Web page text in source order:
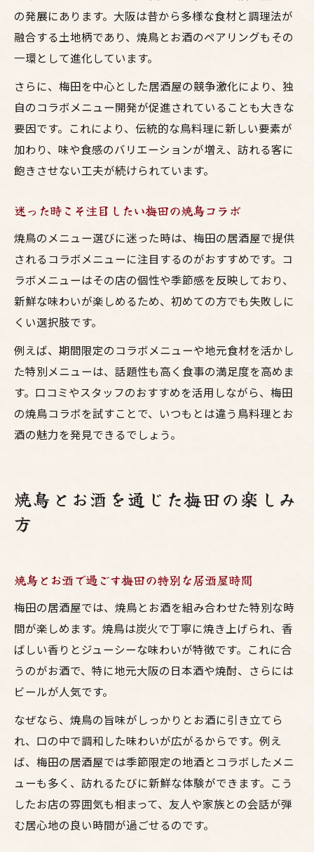
の発展にあります。大阪は昔から多様な食材と調理法が
融合する土地柄であり、焼鳥とお酒のペアリングもその
一環として進化しています。
さらに、梅田を中心とした居酒屋の競争激化により、独
自のコラボメニュー開発が促進されていることも大きな
要因です。これにより、伝統的な鳥料理に新しい要素が
加わり、味や食感のバリエーションが増え、訪れる客に
飽きさせない工夫が続けられています。
迷った時こそ注目したい梅田の焼鳥コラボ
焼鳥のメニュー選びに迷った時は、梅田の居酒屋で提供
されるコラボメニューに注目するのがおすすめです。コ
ラボメニューはその店の個性や季節感を反映しており、
新鮮な味わいが楽しめるため、初めての方でも失敗しに
くい選択肢です。
例えば、期間限定のコラボメニューや地元食材を活かし
た特別メニューは、話題性も高く食事の満足度を高めま
す。口コミやスタッフのおすすめを活用しながら、梅田
の焼鳥コラボを試すことで、いつもとは違う鳥料理とお
酒の魅力を発見できるでしょう。
焼鳥とお酒を通じた梅田の楽しみ
方
焼鳥とお酒で過ごす梅田の特別な居酒屋時間
梅田の居酒屋では、焼鳥とお酒を組み合わせた特別な時
間が楽しめます。焼鳥は炭火で丁寧に焼き上げられ、香
ばしい香りとジューシーな味わいが特徴です。これに合
うのがお酒で、特に地元大阪の日本酒や焼酎、さらには
ビールが人気です。
なぜなら、焼鳥の旨味がしっかりとお酒に引き立てら
れ、口の中で調和した味わいが広がるからです。例え
ば、梅田の居酒屋では季節限定の地酒とコラボしたメニ
ューも多く、訪れるたびに新鮮な体験ができます。こう
したお店の雰囲気も相まって、友人や家族との会話が弾
む居心地の良い時間が過ごせるのです。